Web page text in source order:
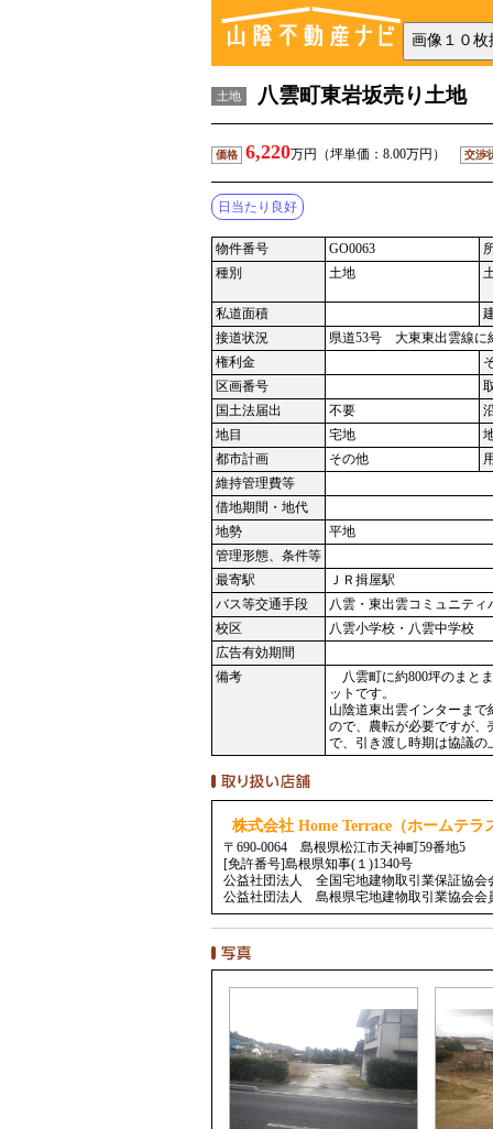
土地 八雲町東岩坂売り土地
価格 6,220万円（坪単価：8.00万円） 交渉
日当たり良好
物件番号 GO0063
種別
土地
私道面積
接道状況
県道53号 大東東出雲線に
権利金
区画番号
国土法届出
不要
地目
宅地
都市計画
その他
維持管理費等
借地期間・地代
地勢
平地
管理形態、条件等
最寄駅
ＪＲ揖屋駅
バス等交通手段
八雲・東出雲コミュニティ
校区
八雲小学校・八雲中学校
広告有効期間
備考
八雲町に約800坪のまと
ットです。
山陰道東出雲インターま
ので、農転が必要ですが
で、引き渡し時期は協議
株式会社 Home Terrace（ホームテラ
〒690-0064 島根県松江市天神町59番地5
[免許番号]島根県知事(１)1340号
公益社団法人 全国宅地建物取引業保証協会
公益社団法人 島根県宅地建物取引業協会会